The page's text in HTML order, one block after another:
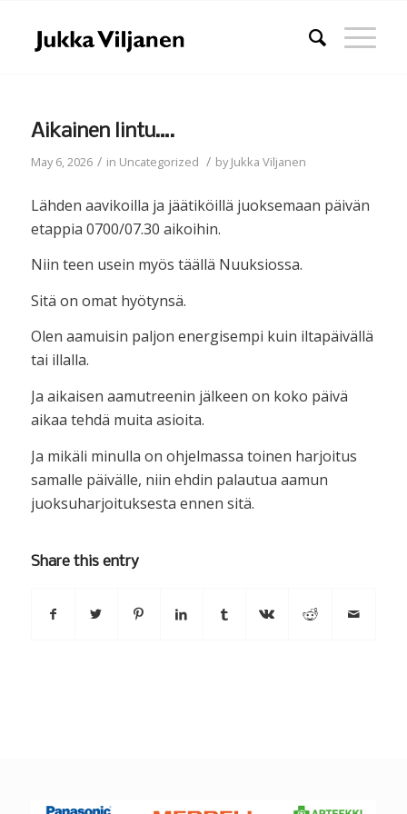
Aikainen lintu….
May 6, 2026 / in Uncategorized / byJukka Viljanen
Lähden aavikoilla ja jäätiköillä juoksemaan päivän
etappia 0700/07.30 aikoihin.
Niin teen usein myös täällä Nuuksiossa.
Sitä on omat hyötynsä.
Olen aamuisin paljon energisempi kuin iltapäivällä
tai illalla.
Ja aikaisen aamutreenin jälkeen on koko päivä
aikaa tehdä muita asioita.
Ja mikäli minulla on ohjelmassa toinen harjoitus
samalle päivälle, niin ehdin palautua aamun
juoksuharjoituksesta ennen sitä.
Share this entry